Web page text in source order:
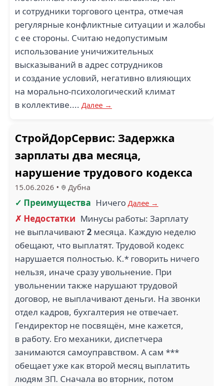
и сотрудники торгового центра, отмечая
регулярные конфликтные ситуации и жалобы
с ее стороны. Считаю недопустимым
использование уничижительных
высказываний в адрес сотрудников
и создание условий, негативно влияющих
на морально-психологический климат
в коллективе.... Далее →
СтройДорСервис: Задержка
зарплаты два месяца,
нарушение трудового кодекса
15.06.2026 • Дубна
✓ Преимущества Ничего Далее →
✗ Недостатки Минусы работы: Зарплату
не выплачивают2 месяца. Каждую неделю
обещают, что выплатят. Трудовой кодекс
нарушается полностью. К.* говорить ничего
нельзя, иначе сразу увольнение. При
увольнении также нарушают трудовой
договор, не выплачивают деньги. На звонки
отдел кадров, бухгалтерия не отвечает.
Гендиректор не посвящён, мне кажется,
в работу. Его механики, диспетчера
занимаются самоуправством. А сам ***
обещает уже как второй месяц выплатить
людям ЗП. Сначала во вторник, потом